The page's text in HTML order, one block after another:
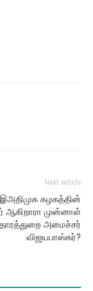
Next article
கழகத்தின்
ஆகிறாரா முன்னாள்
அமைச்சர்
விஜயபாஸ்கர்?